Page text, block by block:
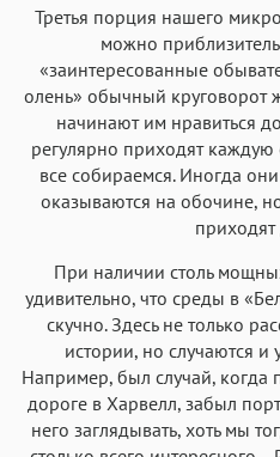
Третья порция нашего
можно
«заинтересованные
олень» обычный круговорот
начинают им нравиться
регулярно приходят каждую
все собираемся. Иногда
оказываются на обочине,
приходят
При наличии столь
удивительно, что среды в
скучно. Здесь не только
истории, но случаются и
Например, был случай,
дороге в Харвелл, забыл
него заглядывать, хоть мы